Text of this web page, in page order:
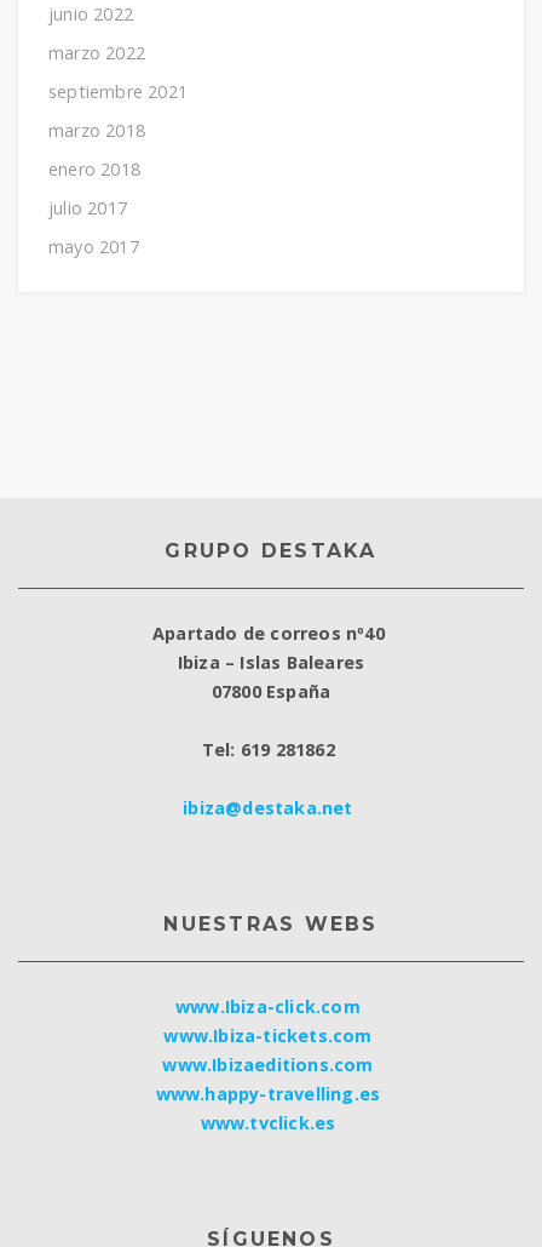
junio 2022
marzo 2022
septiembre 2021
marzo 2018
enero 2018
julio 2017
mayo 2017
GRUPO DESTAKA
Apartado de correos nº40
Ibiza – Islas Baleares
07800 España
Tel: 619 281862
ibiza@destaka.net
NUESTRAS WEBS
www.Ibiza-click.com
www.Ibiza-tickets.com
www.Ibizaeditions.com
www.happy-travelling.es
www.tvclick.es
SÍGUENOS